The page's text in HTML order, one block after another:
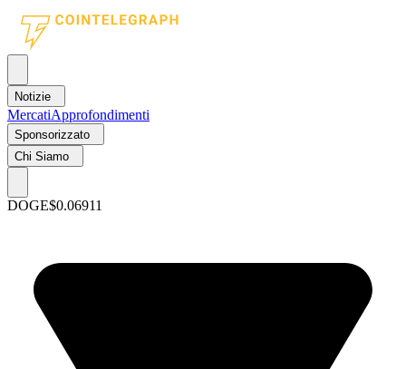
Notizie
MercatiApprofondimenti
Sponsorizzato
Chi Siamo
DOGE$0.06911